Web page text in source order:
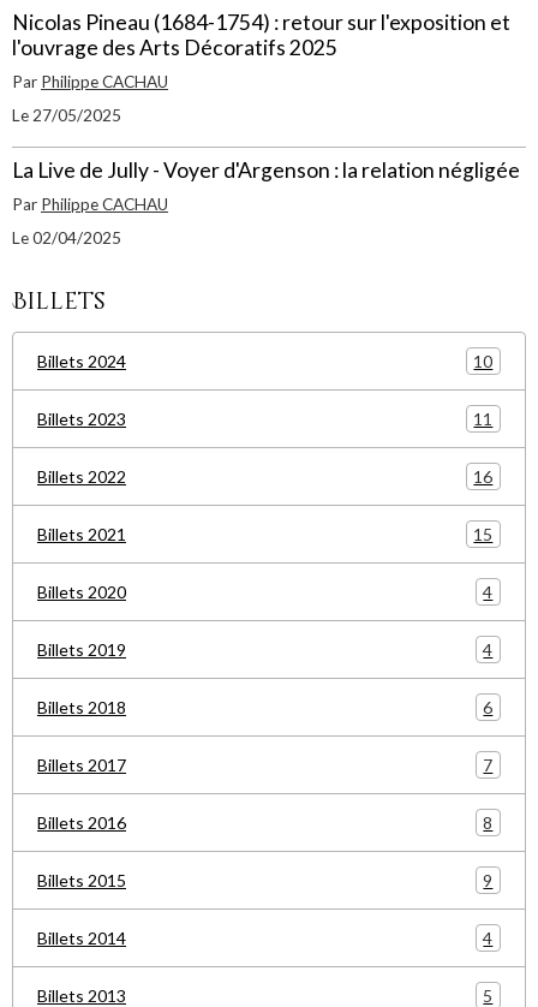
Nicolas Pineau (1684-1754) : retour sur l'exposition et
l'ouvrage des Arts Décoratifs 2025
Par Philippe CACHAU
Le 27/05/2025
La Live de Jully - Voyer d'Argenson : la relation négligée
Par Philippe CACHAU
Le 02/04/2025
Billets
Billets 2024 10
Billets 2023 11
Billets 2022 16
Billets 2021 15
Billets 2020 4
Billets 2019 4
Billets 2018 6
Billets 2017 7
Billets 2016 8
Billets 2015 9
Billets 2014 4
Billets 2013 5